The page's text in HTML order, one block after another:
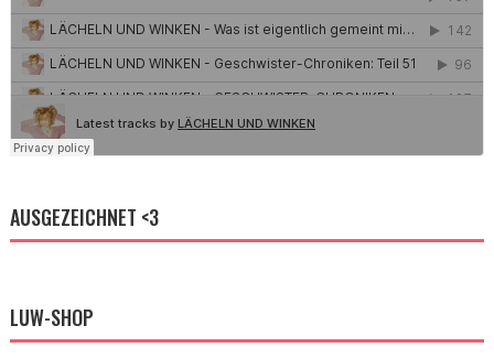
AUSGEZEICHNET <3
LUW-SHOP